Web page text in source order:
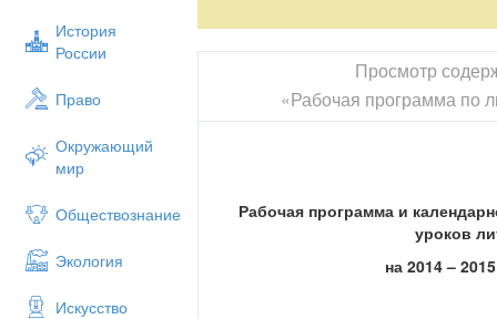
История
России
Право
Окружающий
мир
Обществознание
Экология
Искусство
Просмотр
«Рабочая программа по
Рабочая программа и
уроков
на 2014 –